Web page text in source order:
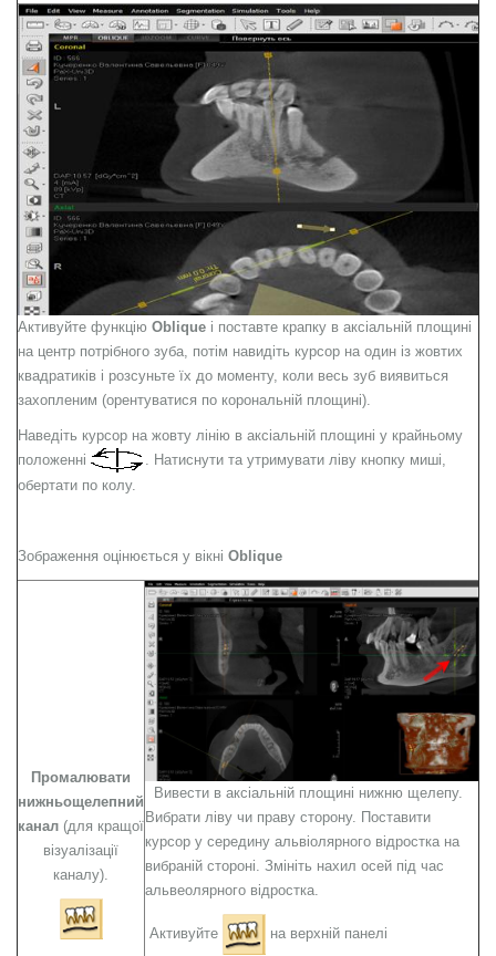
Активуйте функцію Oblique і поставте крапку в аксіальній площині
на центр потрібного зуба, потім навидіть курсор на один із жовтих
квадратиків і розсуньте їх до моменту, коли весь зуб виявиться
захопленим (орентуватися по корональній площині).
Наведіть курсор на жовту лінію в аксіальній площині у крайньому
положенні
. Натиснути та утримувати ліву кнопку миші,
обертати по колу.
Зображення оцінюється у вікні Oblique
Промалювати
нижньощелепний
канал (для кращої
візуалізації
каналу).
Вивести в аксіальній площині нижню щелепу.
Вибрати ліву чи праву сторону. Поставити
курсор у середину альвіолярного відростка на
вибраній стороні. Змініть нахил осей під час
альвеолярного відростка.
Активуйте на верхній панелі